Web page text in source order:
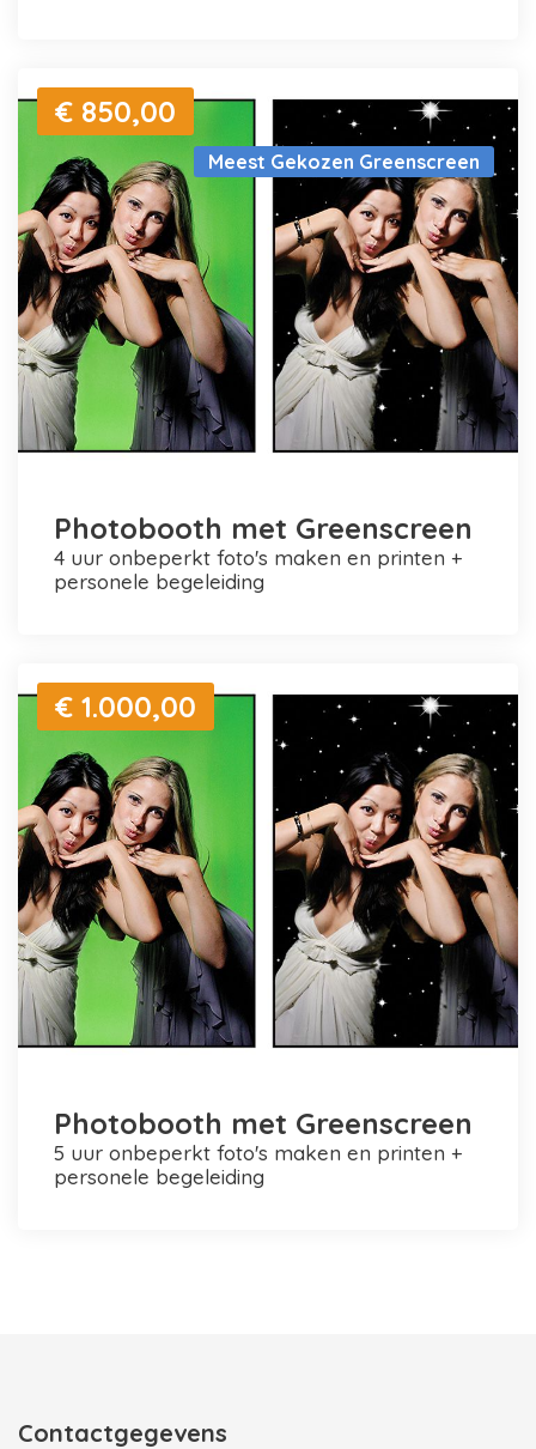
Meest Gekozen Greenscreen
€ 850,00
Photobooth met Greenscreen
4 uur onbeperkt foto's maken en printen +
personele begeleiding
€ 1.000,00
Photobooth met Greenscreen
5 uur onbeperkt foto's maken en printen +
personele begeleiding
Contactgegevens